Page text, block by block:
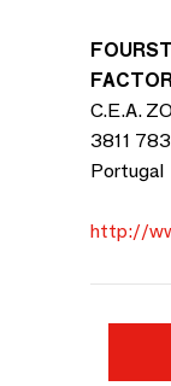
C.E.A.
3811
Portugal
http://